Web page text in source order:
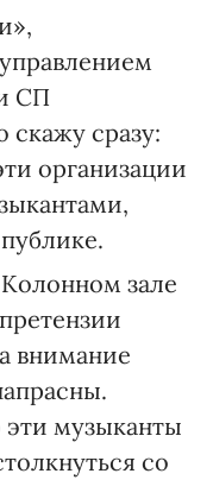
СП
скажу сразу:
организации
зале
внимание
музыканты
со